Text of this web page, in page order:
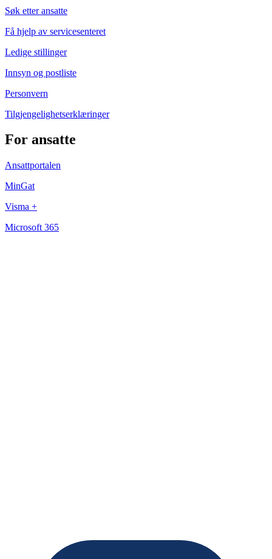
Søk etter ansatte
Få hjelp av servicesenteret
Ledige stillinger
Innsyn og postliste
Personvern
Tilgjengelighetserklæringer
For ansatte
Ansattportalen
MinGat
Visma +
Microsoft 365